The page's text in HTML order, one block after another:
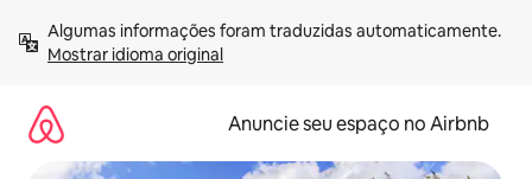
para
Mostrar idioma original
Anuncie seu espaço no Airbnb